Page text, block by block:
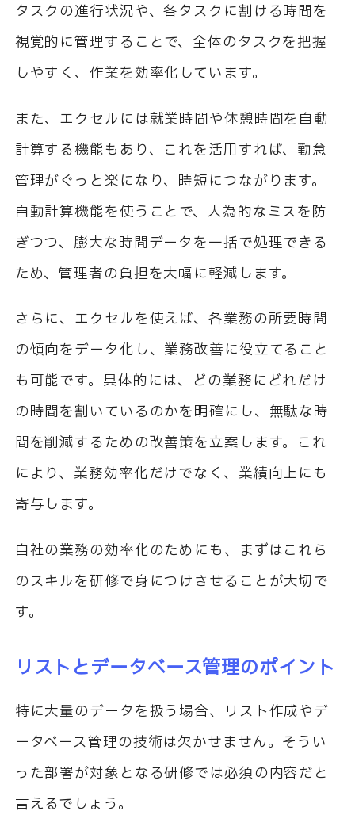
タスクの進行状況や、各タスクに割ける時間を
視覚的に管理することで、全体のタスクを把握
しやすく、作業を効率化しています。
また、エクセルには就業時間や休憩時間を自動
計算する機能もあり、これを活用すれば、勤怠
管理がぐっと楽になり、時短につながります。
自動計算機能を使うことで、人為的なミスを防
ぎつつ、膨大な時間データを一括で処理できる
ため、管理者の負担を大幅に軽減します。
さらに、エクセルを使えば、各業務の所要時間
の傾向をデータ化し、業務改善に役立てること
も可能です。具体的には、どの業務にどれだけ
の時間を割いているのかを明確にし、無駄な時
間を削減するための改善策を立案します。これ
により、業務効率化だけでなく、業績向上にも
寄与します。
自社の業務の効率化のためにも、まずはこれら
のスキルを研修で身につけさせることが大切で
す。
リストとデータベース管理のポイント
特に大量のデータを扱う場合、リスト作成やデ
ータベース管理の技術は欠かせません。そうい
った部署が対象となる研修では必須の内容だと
言えるでしょう。